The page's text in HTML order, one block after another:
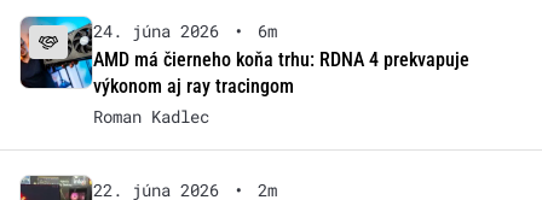
24. júna 2026 •
6m
AMD má čierneho koňa trhu: RDNA 4 prekvapuje
výkonom aj ray tracingom
Roman Kadlec
22. júna 2026 •
2m